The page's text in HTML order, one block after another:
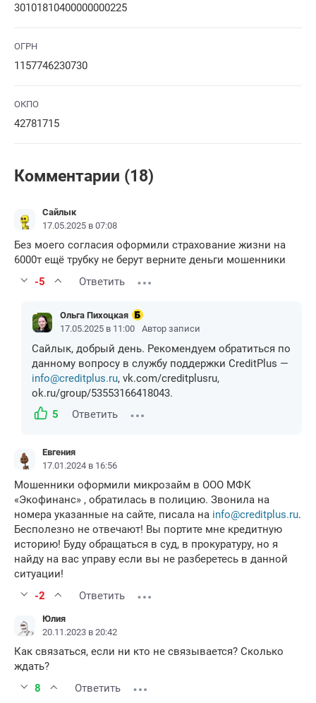
30101810400000000225
ОГРН
1157746230730
ОКПО
42781715
Комментарии (18)
Сайлык
17.05.2025 в 07:08
Без моего согласия оформили страхование жизни на
6000т ещё трубку не берут верните деньги мошенники
-5
Ответить
Ольга Пихоцкая
17.05.2025 в 11:00
Автор записи
Сайлык, добрый день. Рекомендуем обратиться по
данному вопросу в службу поддержки CreditPlus —
info@creditplus.ru, vk.com/creditplusru,
ok.ru/group/53553166418043.
5
Ответить
Евгения
17.01.2024 в 16:56
Мошенники оформили микрозайм в ООО МФК
«Экофинанс» , обратилась в полицию. Звонила на
номера указанные на сайте, писала на info@creditplus.ru.
Бесполезно не отвечают! Вы портите мне кредитную
историю! Буду обращаться в суд, в прокуратуру, но я
найду на вас управу если вы не разберетесь в данной
ситуации!
-2
Ответить
Юлия
20.11.2023 в 20:42
Как связаться, если ни кто не связывается? Сколько
ждать?
8
Ответить